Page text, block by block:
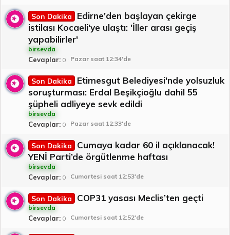
Son Dakika
Edirne'den başlayan çekirge
istilası Kocaeli'ye ulaştı: 'İller arası geçiş
yapabilirler'
birsevda
Cevaplar 0 Pazar saat 12:34'de
Son Dakika
Etimesgut Belediyesi'nde yolsuzluk
soruşturması: Erdal Beşikçioğlu dahil 55
şüpheli adliyeye sevk edildi
birsevda
Cevaplar 0 Pazar saat 12:33'de
Son Dakika
Cumaya kadar 60 il açıklanacak!
YENİ Parti’de örgütlenme haftası
birsevda
Cevaplar 0 Cumartesi saat 12:53'de
Son Dakika COP31 yasası Meclis’ten geçti
birsevda
Cevaplar 0 Cumartesi saat 12:52'de